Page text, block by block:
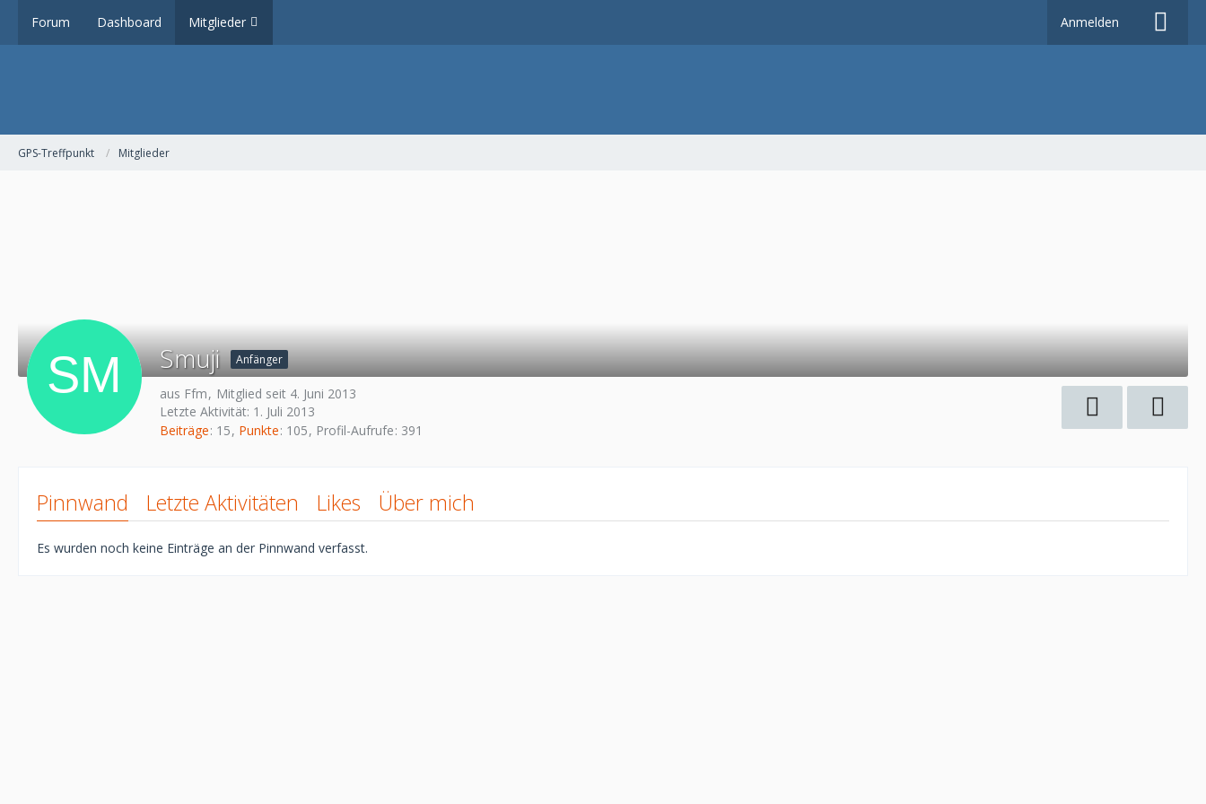
Forum Dashboard Mitglieder Anmelden
GPS-Treffpunkt Mitglieder
Smuji Anfänger
aus Ffm
Mitglied seit 4. Juni 2013
Letzte Aktivität: 1. Juli 2013
Beiträge 15 Punkte 105 Profil-Aufrufe 391
Pinnwand Letzte Aktivitäten Likes Über mich
Es wurden noch keine Einträge an der Pinnwand verfasst.